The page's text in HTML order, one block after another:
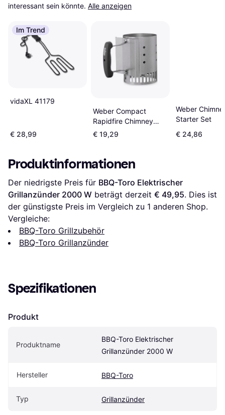
interessant sein könnte. Alle anzeigen
Im Trend
vidaXL 41179
€ 28,99
Weber Compact
Rapidfire Chimney
Starter 7447
€ 19,29
Weber
Starter Set
€ 24,86
Produktinformationen
Der niedrigste Preis für BBQ-Toro Elektrischer
Grillanzünder 2000 W beträgt derzeit € 49,95. Dies ist
der günstigste Preis im Vergleich zu 1 anderen Shop.
Vergleiche:
BBQ-Toro Grillzubehör
BBQ-Toro Grillanzünder
Spezifikationen
Produkt
Produktname
BBQ-Toro Elektrischer
Grillanzünder 2000 W
Hersteller BBQ-Toro
Typ Grillanzünder